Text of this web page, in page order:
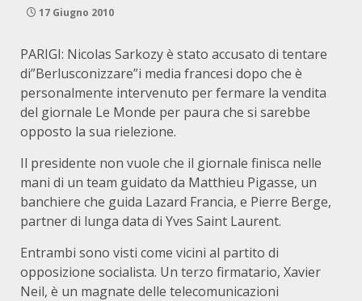
17 Giugno 2010
PARIGI: Nicolas Sarkozy è stato accusato di tentare
di”Berlusconizzare”i media francesi dopo che è
personalmente intervenuto per fermare la vendita
del giornale Le Monde per paura che si sarebbe
opposto la sua rielezione.
Il presidente non vuole che il giornale finisca nelle
mani di un team guidato da Matthieu Pigasse, un
banchiere che guida Lazard Francia, e Pierre Berge,
partner di lunga data di Yves Saint Laurent.
Entrambi sono visti come vicini al partito di
opposizione socialista. Un terzo firmatario, Xavier
Neil, è un magnate delle telecomunicazioni